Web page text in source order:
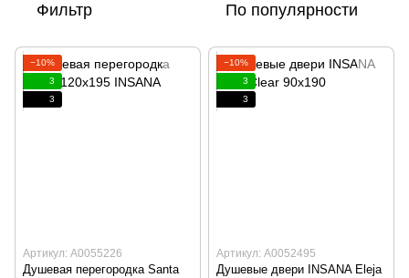
Фильтр По популярности
−10%
3
3
Артикул: А0055226
Душевая перегородка Santa
−10%
3
3
Артикул: А0052495
Душевые двери INSANA Eleja